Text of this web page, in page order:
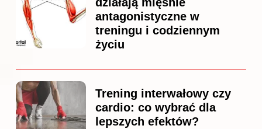
antagonistyczne w
treningu i codziennym
życiu
Trening interwałowy czy
cardio: co wybrać dla
lepszych efektów?